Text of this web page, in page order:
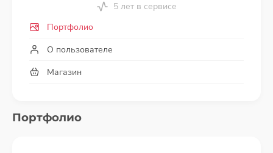
5 лет в сервисе
Портфолио
О пользователе
Магазин
Портфолио